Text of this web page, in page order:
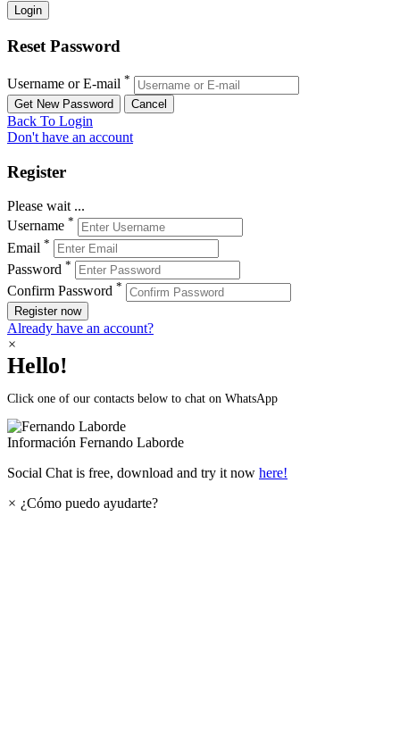
Reset Password
Username or E-mail *
Back To Login
Don't have an account
Register
Please wait ...
Username *
Email *
Password *
Confirm Password *
Register now
Already have an account?
×
Hello!
Click one of our contacts below to chat on WhatsApp
Información Fernando Laborde
Social Chat is free, download and try it now here!
× ¿Cómo puedo ayudarte?